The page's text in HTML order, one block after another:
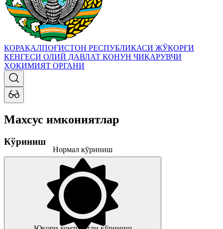
ҚОРАҚАЛПОҒИСТОН РЕСПУБЛИКАСИ ЖЎҚОРҒИ
КЕНГЕСИ ОЛИЙ ДАВЛАТ ҚОНУН ЧИҚАРУВЧИ
ҲОКИМИЯТ ОРГАНИ
Махсус имкониятлар
Кўриниш
Нормал кўриниш